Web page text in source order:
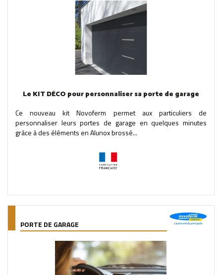
Le KIT DÉCO pour personnaliser sa porte de garage
Ce nouveau kit Novoferm permet aux particuliers de
personnaliser leurs portes de garage en quelques minutes
grâce à des éléments en Alunox brossé...
PORTE DE GARAGE